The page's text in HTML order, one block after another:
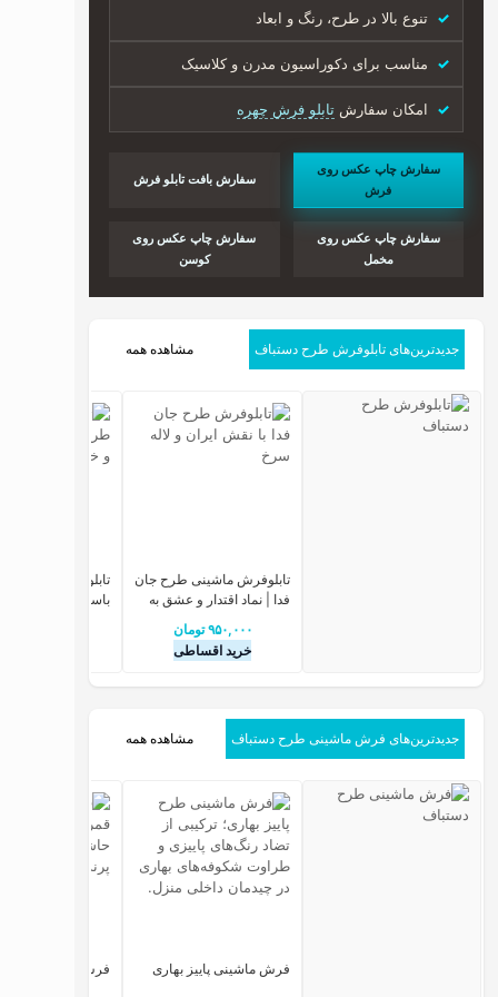
تنوع بالا در طرح، رنگ و ابعاد
مناسب برای دکوراسیون مدرن و کلاسیک
امکان سفارش تابلو فرش چهره
سفارش چاپ عکس روی
فرش
سفارش بافت تابلو فرش
سفارش چاپ عکس روی
مخمل
سفارش چاپ عکس روی
کوسن
جدیدترین‌های تابلوفرش طرح دستباف مشاهده همه
تابلوفرش ماشینی طرح جان
فدا | نماد اقتدار و عشق به
۹۵۰,۰۰۰ تومان
خرید اقساطی
تابلو فرش نقاشی
باستانی ایرانی شیر
جدیدترین‌های فرش ماشینی طرح دستباف مشاهده همه
فرش ماشینی پاییز بهاری فرش ماشینی باغ